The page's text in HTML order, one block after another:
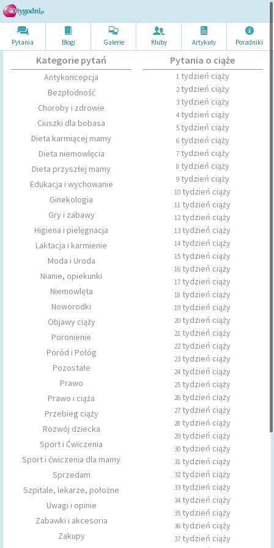
Pytania Blogi Galerie Kluby Artykuły Poradniki
Kategorie pytań
Antykoncepcja
Bezpłodność
Choroby i zdrowie
Ciuszki dla bobasa
Dieta karmiącej mamy
Dieta niemowlęcia
Dieta przyszłej mamy
Edukacja i wychowanie
Ginekologia
Gry i zabawy
Higiena i pielęgnacja
Laktacja i karmienie
Moda i Uroda
Nianie, opiekunki
Niemowlęta
Noworodki
Objawy ciąży
Poronienie
Poród i Połóg
Pozostałe
Prawo
Prawo i ciąża
Przebieg ciąży
Rozwój dziecka
Sport i Ćwiczenia
Sport i ćwiczenia dla mamy
Sprzedam
Szpitale, lekarze, położne
Uwagi i opinie
Zabawki i akcesoria
Zakupy
Pytania o ciąże
1tydzień ciąży
2tydzień ciąży
3tydzień ciąży
4tydzień ciąży
5tydzień ciąży
6tydzień ciąży
7tydzień ciąży
8 tydzień ciąży
9tydzień ciąży
10 tydzień ciąży
11 tydzień ciąży
12tydzień ciąży
13 tydzień ciąży
14 tydzień ciąży
15 tydzień ciąży
16 tydzień ciąży
17 tydzień ciąży
18 tydzień ciąży
19 tydzień ciąży
20 tydzień ciąży
21 tydzień ciąży
22tydzień ciąży
23 tydzień ciąży
24 tydzień ciąży
25 tydzień ciąży
26 tydzień ciąży
27 tydzień ciąży
28 tydzień ciąży
29 tydzień ciąży
30 tydzień ciąży
31 tydzień ciąży
32tydzień ciąży
33 tydzień ciąży
34 tydzień ciąży
35 tydzień ciąży
36 tydzień ciąży
37 tydzień ciąży